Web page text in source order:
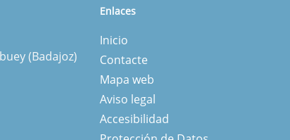
(Badajoz)
Enlaces
Inicio
Contacte
Mapa web
Aviso legal
Accesibilidad